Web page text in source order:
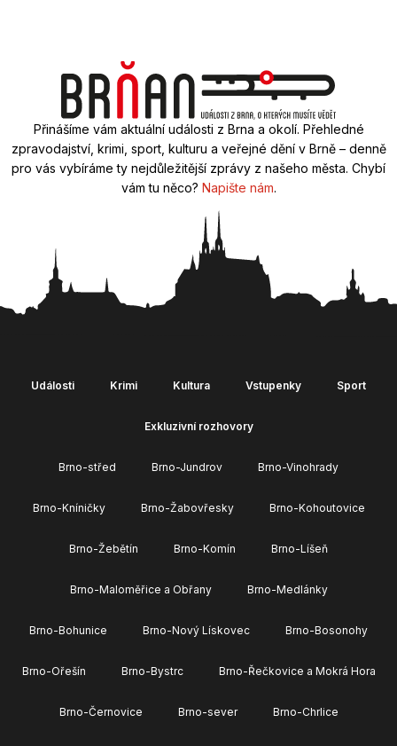
Přinášíme vám aktuální události z Brna a okolí. Přehledné
zpravodajství, krimi, sport, kulturu a veřejné dění v Brně – denně
pro vás vybíráme ty nejdůležitější zprávy z našeho města. Chybí
vám tu něco? Napište nám.
Události Krimi Kultura Vstupenky Sport
Exkluzivní rozhovory
Brno-střed Brno-Jundrov Brno-Vinohrady
Brno-Kníničky Brno-Žabovřesky Brno-Kohoutovice
Brno-Žebětín Brno-Komín Brno-Líšeň
Brno-Maloměřice a Obřany Brno-Medlánky
Brno-Bohunice Brno-Nový Lískovec Brno-Bosonohy
Brno-Ořešín Brno-Bystrc Brno-Řečkovice a Mokrá Hora
Brno-Černovice Brno-sever Brno-Chrlice